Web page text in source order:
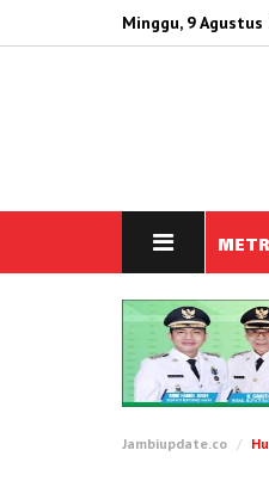
Minggu, 9 Agustus
Jambiupdate.co